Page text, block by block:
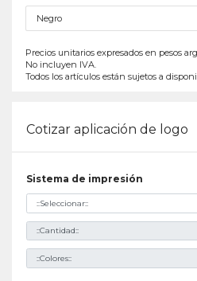
Negro
Precios unitarios expresados en pesos
No incluyen IVA.
Todos los artículos están sujetos a
Cotizar aplicación de logo
Sistema de impresión